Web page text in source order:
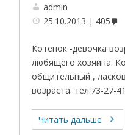
admin
25.10.2013
405
Котенок -девочка
любящего хозяина.
общительный ,
возраста. тел.73-27-41
Читать дальше